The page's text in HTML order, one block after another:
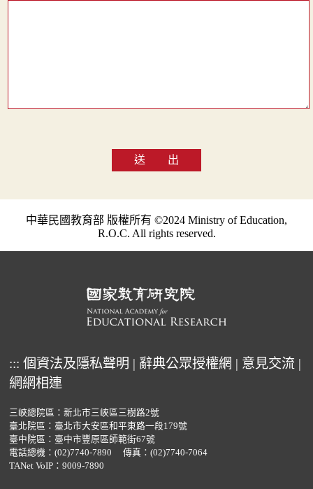
送 出
中華民國教育部 版權所有 ©2024 Ministry of Education,
R.O.C. All rights reserved.
::: 個資法及隱私聲明 | 辭典公眾授權網 | 意見交流 |
網網相連
三峽總院區：新北市三峽區三樹路2號
臺北院區：臺北市大安區和平東路一段179號
臺中院區：臺中市豐原區師範街67號
電話總機： (02)7740-7890
傳真：(02)7740-7064
TANet VoIP：9009-7890